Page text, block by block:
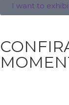
I want to